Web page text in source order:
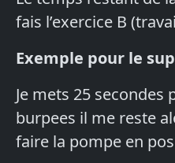
fais l’exercice B
Exemple pour le
Je mets 25 secondes
burpees il me reste
faire la pompe en